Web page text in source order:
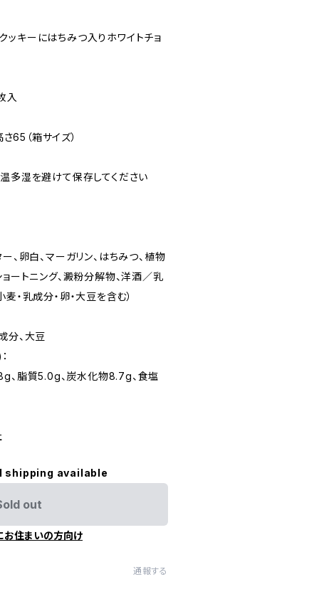
ッキーにはちみつ入りホワイトチョ
入
65（箱サイズ）
多湿を避けて保存してください
、卵白、マーガリン、はちみつ、植物
ョートニング、澱粉分解物、洋酒／乳
・乳成分・卵・大豆を含む）
分、大豆
、脂質5.0g、炭水化物8.7g、食塩
shipping available
out
お住まいの方向け
通報する